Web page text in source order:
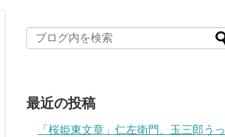
最近の投稿
「桜姫東文章」仁左衛門、玉三郎うっ